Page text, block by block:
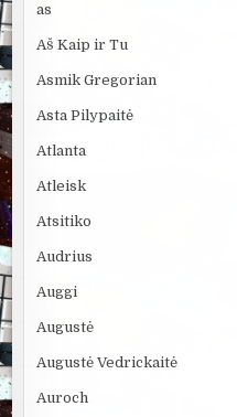
as
Aš Kaip ir Tu
Asmik Gregorian
Asta Pilypaitė
Atlanta
Atleisk
Atsitiko
Audrius
Auggi
Augustė
Augustė Vedrickaitė
Auroch